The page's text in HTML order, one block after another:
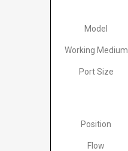
Model
Working Medium
Port Size
Position
Flow